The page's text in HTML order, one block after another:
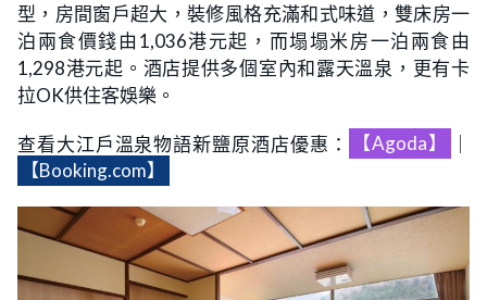
型，房間窗戶超大，裝修風格充滿和式味道，雙床房一
泊兩食價錢由1,036港元起，而塌塌米房一泊兩食由
1,298港元起。酒店提供多個室內和露天溫泉，更有卡
拉OK供住客娛樂。
查看大江戶溫泉物語新鹽原酒店優惠： 【Agoda】
【Booking.com】